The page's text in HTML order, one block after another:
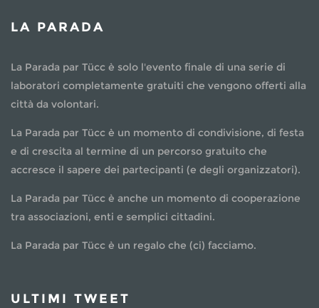
LA PARADA
La Parada par Tücc è solo l'evento finale di una serie di
laboratori completamente gratuiti che vengono offerti alla
città da volontari.
La Parada par Tücc è un momento di condivisione, di festa
e di crescita al termine di un percorso gratuito che
accresce il sapere dei partecipanti (e degli organizzatori).
La Parada par Tücc è anche un momento di cooperazione
tra associazioni, enti e semplici cittadini.
La Parada par Tücc è un regalo che (ci) facciamo.
ULTIMI TWEET